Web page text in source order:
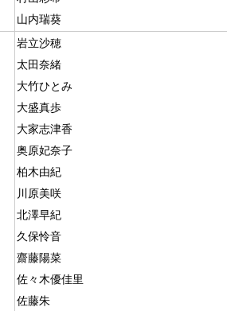
山内瑞葵
岩立沙穂
太田奈緒
大竹ひとみ
大盛真歩
大家志津香
奥原妃奈子
柏木由紀
川原美咲
北澤早紀
久保怜音
齋藤陽菜
佐々木優佳里
佐藤朱